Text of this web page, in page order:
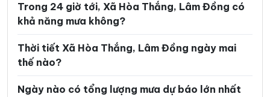
Xã Đơn Dương Xã Đông Giang
Xã Đồng Kho Xã Đức An
Xã Đức Lập Xã Đức Linh
Xã Đức Trọng Xã Gia Hiệp
Trong 24 giờ tới, Xã Hòa Thắng, Lâm Đồng có
khả năng mưa không?
Thời tiết Xã Hòa Thắng, Lâm Đồng ngày mai
thế nào?
Ngày nào có tổng lượng mưa dự báo lớn nhất